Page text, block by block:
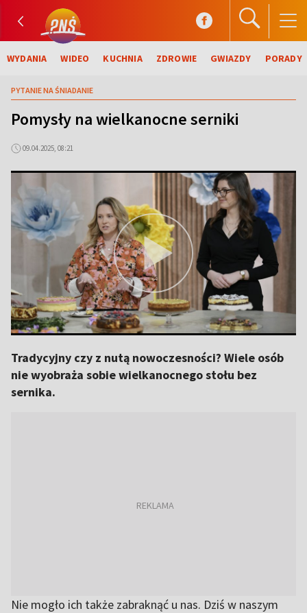
WYDANIA WIDEO KUCHNIA ZDROWIE GWIAZDY PORADY
PYTANIE NA ŚNIADANIE
Pomysły na wielkanocne serniki
09.04.2025, 08:21
Tradycyjny czy z nutą nowoczesności? Wiele osób
nie wyobraża sobie wielkanocnego stołu bez
sernika.
Nie mogło ich także zabraknąć u nas. Dziś w naszym